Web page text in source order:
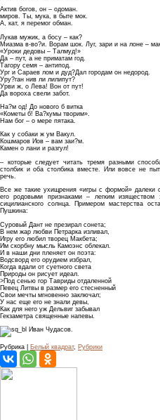
Актив богов, он – одоман.
миров. Ты, мука, в быте мок.
А, кат, я перемог обман.
Лукав мужик, а босу – как?
Миазма в-во?и. Ворам шок. Луг, зари и на лоне –
«Уроки дедовы – Талмуд!»
Да – пут, а не приматам год.
Тагору семя – антипод.
Ург и Сараев лом и дуд?Дал городам он недород.
Уру?ган нив ли лилипут?
Урви ж, о Лева! Вон от пут!
Да вороха свели забот.
На?м од! До нового б витка
«Кометы б! Ва?кумы творим».
Нам бог – о мере пятака.
Как у собаки ж ум Вакул.
Кошмаров Иов – вам заи?м.
Камен о лани и разгул!
– которые следует читать тремя разными
столбик и оба столбика вместе. Или вовсе не
речь.
Все же такие ухищрения «игры с формой» далеки
его родовыми признаками – легким
сицилианского солнца. Примером мастерства
Пушкина:
Суровый Дант не презирал сонета;
В нем жар любви Петрарка изливал,
Игру его любил творец Макбета;
Им скорбну мысль Камоэнс облекал.
И в наши дни пленяет он поэта:
Водсворд его орудием избрал,
Когда вдали от суетного света
Природы он рисует идеал.
>Под сенью гор Тавриды отдаленной
Певец Литвы в размер его стесненный
Свои мечты мгновенно заключал;
У нас еще его не знали девы,
Как для него уж Дельвиг забывал
Гекзаметра священные напевы.
Иван Чудасов.
Рубрика | Белый квадрат, Рубрики